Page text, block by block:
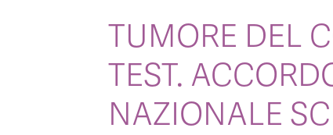
TUMORE DEL
TEST.
NAZIONALE